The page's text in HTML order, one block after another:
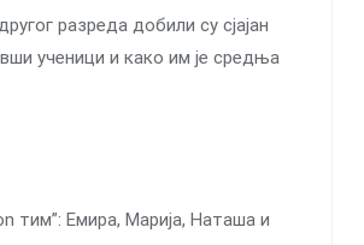
разреда добили су сјајан
ученици и како им је средња
тим”: Емира, Марија, Наташа и